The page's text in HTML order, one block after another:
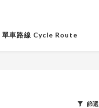
單車路線 Cycle Route
篩選